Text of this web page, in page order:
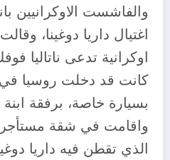
والفاشست الاوكرانيين
اغتيال داريا دوغينا،
كانت قد دخلت روسيا
واقامت في شقة
الذي تقطن فيه داريا